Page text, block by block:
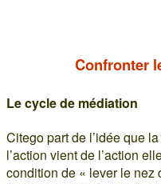
Confronter
Le cycle de médiation
Citego part de l’idée que
l’action vient de l’action
condition de « lever le nez